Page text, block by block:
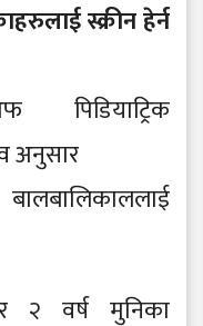
स्क्रीन हेर्न
अनुसार
२ वर्ष मुनिका